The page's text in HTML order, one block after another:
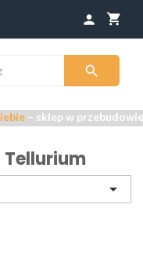
shopping_cart
person

w przebudowie –
